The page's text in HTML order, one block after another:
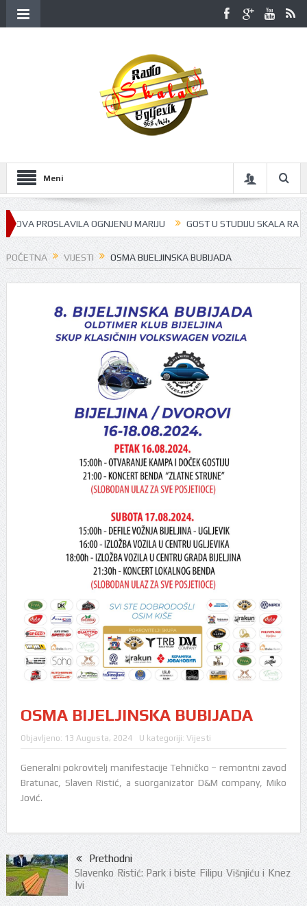
Meni
PROSLAVILA OGNJENU MARIJU GOST U STUDIJU SKALA RADIJA
POČETNA VIJESTI OSMA BIJELJINSKA BUBIJADA
OSMA BIJELJINSKA BUBIJADA
Objavljeno: 13 Augusta, 2024 U kategoriji: Vijesti
Generalni pokrovitelj manifestacije Tehničko – remontni zavod
Bratunac, Slaven Ristić, a suorganizator D&M company, Miko
Jović.
Prethodni
Slavenko Ristić: Park i biste Filipu Višnjiću i Knez
Ivi